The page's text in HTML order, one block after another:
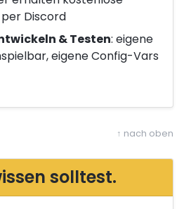
Discord
& Testen: eigene
eigene Config-Vars
↑ nach oben
solltest.